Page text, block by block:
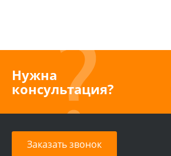
Нужна
консультация?
Заказать звонок